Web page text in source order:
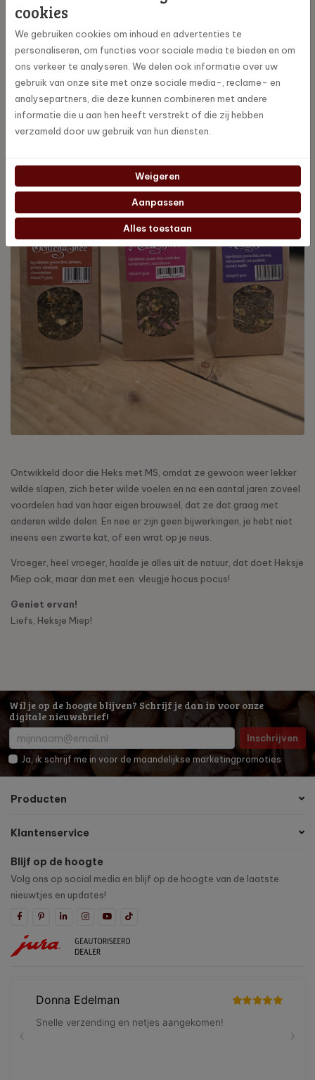
drukke dag door te komen. En alle blends zijn nog eens erg lekker
Ontwikkeld door die Heks met MS, omdat ze gewoon weer lekker
wilde slapen, zich beter wilde voelen en na een aantal jaren zoveel
voordelen had van haar eigen brouwsel, dat ze dat graag met
anderen wilde delen. En nee er zijn geen bijwerkingen, je hebt niet
ineens een zwarte kat, of een wrat op je neus.
Vroeger, heel vroeger, haalde je alles uit de natuur, dat doet Heksje
Miep ook, maar dan met een vleugje hocus pocus!
Geniet ervan!
Liefs, Heksje Miep!
Wil je op de hoogte blijven? Schrijf je dan in voor onze
digitale nieuwsbrief!
Inschrijven
Ja, ik schrijf me in voor de maandelijkse marketingpromoties
Producten
Klantenservice
Blijf op de hoogte
Volg ons op social media en blijf op de hoogte van de laatste
nieuwtjes en updates!
cookies
We gebruiken cookies om inhoud en advertenties te
personaliseren, om functies voor sociale media te bieden en om
ons verkeer te analyseren. We delen ook informatie over uw
gebruik van onze site met onze sociale media-, reclame- en
analysepartners, die deze kunnen combineren met andere
informatie die u aan hen heeft verstrekt of die zij hebben
verzameld door uw gebruik van hun diensten.
Weigeren
Aanpassen
Alles toestaan